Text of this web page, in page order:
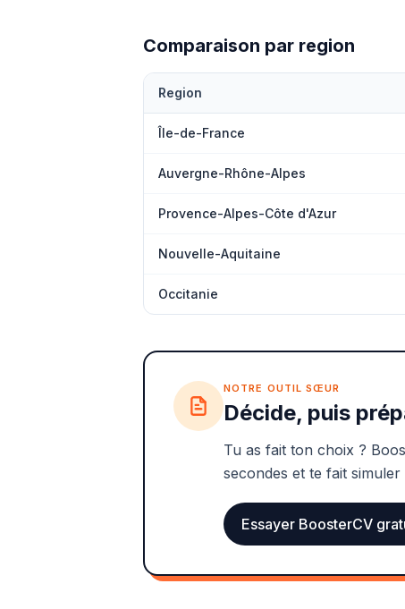
Comparaison par region
Region
Île-de-France
Auvergne-Rhône-Alpes
Provence-Alpes-Côte d'Azur
Nouvelle-Aquitaine
Occitanie
NOTRE OUTIL SŒUR
Décide, puis
Tu as fait ton choix ?
secondes et te fait
Essayer BoosterCV